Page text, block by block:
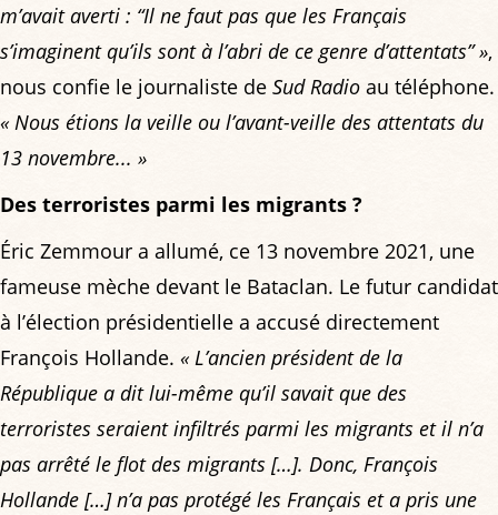
m’avait averti : “Il ne faut pas que les Français
s’imaginent qu’ils sont à l’abri de ce genre d’attentats” »,
nous confie le journaliste de Sud Radio au téléphone.
« Nous étions la veille ou l’avant-veille des attentats du
13 novembre... »
Des terroristes parmi les migrants ?
Éric Zemmour a allumé, ce 13 novembre 2021, une
fameuse mèche devant le Bataclan. Le futur candidat
à l’élection présidentielle a accusé directement
François Hollande. « L’ancien président de la
République a dit lui-même qu’il savait que des
terroristes seraient infiltrés parmi les migrants et il n’a
pas arrêté le flot des migrants […]. Donc, François
Hollande […] n’a pas protégé les Français et a pris une